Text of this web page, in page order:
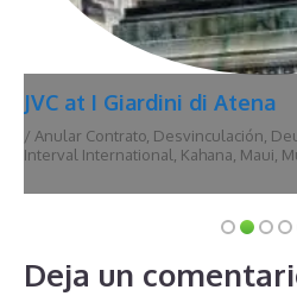
JVC at I Giardini di Atena
/ Anular Contrato, Desvinculación,
Interval International, Kahana, Maui,
Deja un